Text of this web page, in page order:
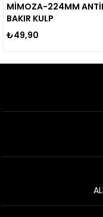
224MM ANTİK
KULP